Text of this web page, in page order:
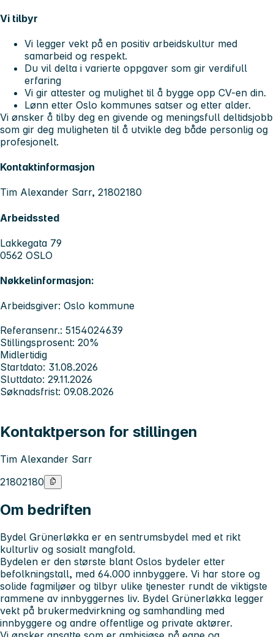
Vi tilbyr
Vi legger vekt på en positiv arbeidskultur med
samarbeid og respekt.
Du vil delta i varierte oppgaver som gir verdifull
erfaring
Vi gir attester og mulighet til å bygge opp CV-en din.
Lønn etter Oslo kommunes satser og etter alder.
Vi ønsker å tilby deg en givende og meningsfull deltidsjobb
som gir deg muligheten til å utvikle deg både personlig og
profesjonelt.
Kontaktinformasjon
Tim Alexander Sarr, 21802180
Arbeidssted
Lakkegata 79
0562 OSLO
Nøkkelinformasjon:
Arbeidsgiver: Oslo kommune
Referansenr.: 5154024639
Stillingsprosent: 20%
Midlertidig
Startdato: 31.08.2026
Sluttdato: 29.11.2026
Søknadsfrist: 09.08.2026
Kontaktperson for stillingen
Tim Alexander Sarr
21802180
Om bedriften
Bydel Grünerløkka er en sentrumsbydel med et rikt
kulturliv og sosialt mangfold.
Bydelen er den største blant Oslos bydeler etter
befolkningstall, med 64.000 innbyggere. Vi har store og
solide fagmiljøer og tilbyr ulike tjenester rundt de viktigste
rammene av innbyggernes liv. Bydel Grünerløkka legger
vekt på brukermedvirkning og samhandling med
innbyggere og andre offentlige og private aktører.